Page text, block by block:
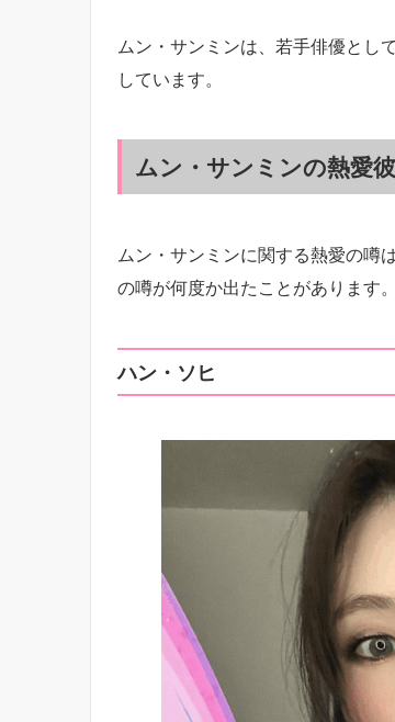
ムン・サンミンは、若手俳優とし
しています。
ムン・サンミンの熱愛
ムン・サンミンに関する熱愛の噂
の噂が何度か出たことがあります。
ハン・ソヒ